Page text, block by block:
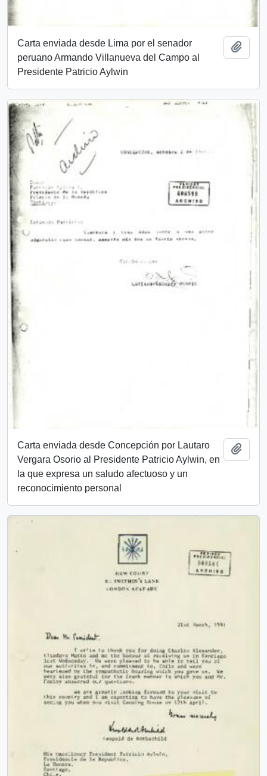
Carta enviada desde Lima por el senador
peruano Armando Villanueva del Campo al
Presidente Patricio Aylwin
Carta enviada desde Concepción por Lautaro
Vergara Osorio al Presidente Patricio Aylwin, en
la que expresa un saludo afectuoso y un
reconocimiento personal